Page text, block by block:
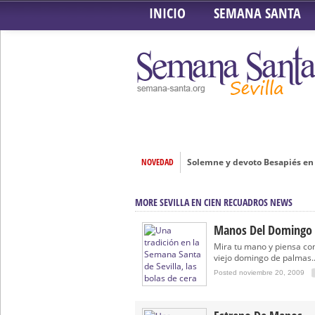
INICIO SEMANA SANTA
NOVEDAD
Solemne y devoto Besapiés
Solemne Triduo a la Virgen
Función de la Anunciación del
Besamanos al Señor del Gran
Solemne y devoto Besamanos
Función Principal de Instituto
Besapié y Besamano en la
MORE SEVILLA EN CIEN RECUADROS NEWS
Manos Del Domingo
Mira tu mano y piensa
viejo domingo de
Posted noviembre 20, 2009